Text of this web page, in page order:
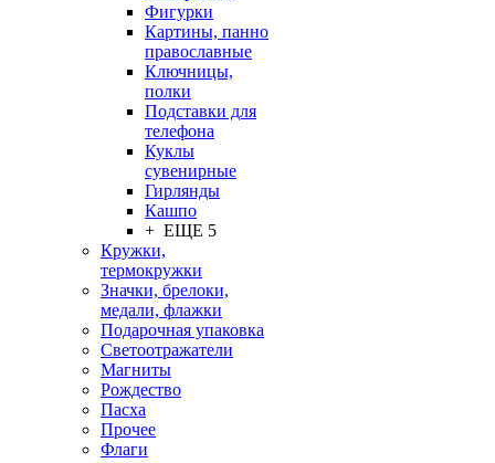
Фигурки
Картины, панно
православные
Ключницы,
полки
Подставки для
телефона
Куклы
сувенирные
Гирлянды
Кашпо
+ ЕЩЕ 5
Кружки,
термокружки
Значки, брелоки,
медали, флажки
Подарочная упаковка
Светоотражатели
Магниты
Рождество
Пасха
Прочее
Флаги